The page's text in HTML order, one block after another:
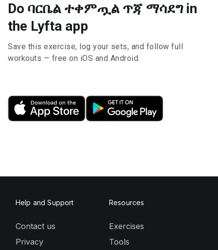
Do ባርቤል ተቀምጧል ጥጃ ማሳደግ in
the Lyfta app
Save this exercise, log your sets, and follow full
workouts — free on iOS and Android.
Help and Support
Contact us
Privacy
Resources
Exercises
Tools